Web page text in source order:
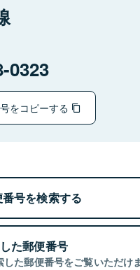
0323
をコピーする
号を検索する
た郵便番号
た郵便番号をご覧いただけ